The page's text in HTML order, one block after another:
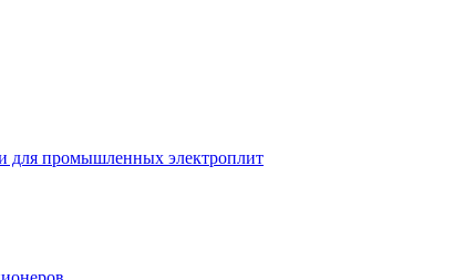
для промышленных электроплит